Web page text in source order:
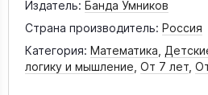
Издатель: Банда Умников
Страна производитель: Россия
Категория: Математика
логику и мышление От 7 лет